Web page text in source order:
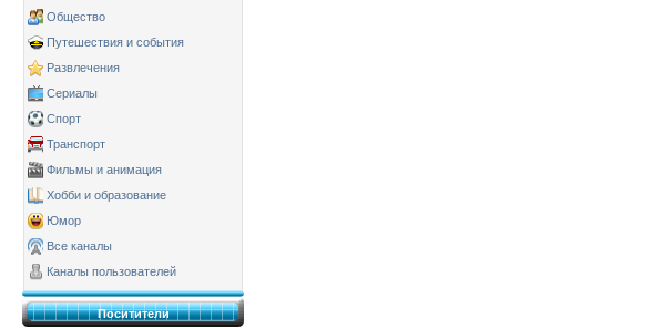
Общество
Путешествия и события
Развлечения
Сериалы
Спорт
Транспорт
Фильмы и анимация
Хобби и образование
Юмор
Все каналы
Каналы пользователей
Поситители